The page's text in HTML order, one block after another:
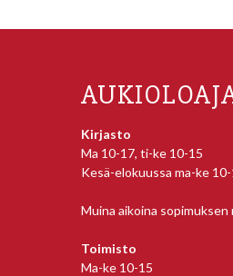
Kirjasto
Ma 10-17, ti-ke 10-15
Kesä-elokuussa ma-ke
Muina aikoina sopimuksen
Toimisto
Ma-ke 10-15